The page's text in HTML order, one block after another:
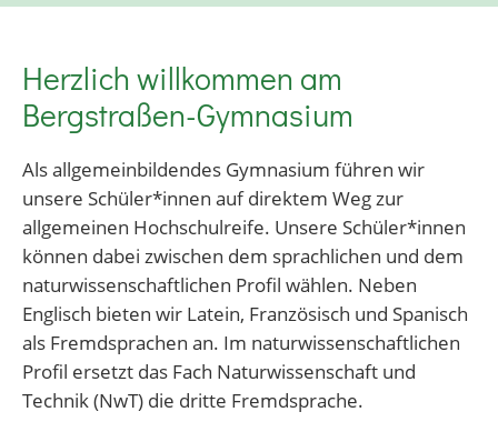
Herzlich willkommen am
Bergstraßen-Gymnasium
Als allgemeinbildendes Gymnasium führen wir
unsere Schüler*innen auf direktem Weg zur
allgemeinen Hochschulreife. Unsere Schüler*innen
können dabei zwischen dem sprachlichen und dem
naturwissenschaftlichen Profil wählen. Neben
Englisch bieten wir Latein, Französisch und Spanisch
als Fremdsprachen an. Im naturwissenschaftlichen
Profil ersetzt das Fach Naturwissenschaft und
Technik (NwT) die dritte Fremdsprache.